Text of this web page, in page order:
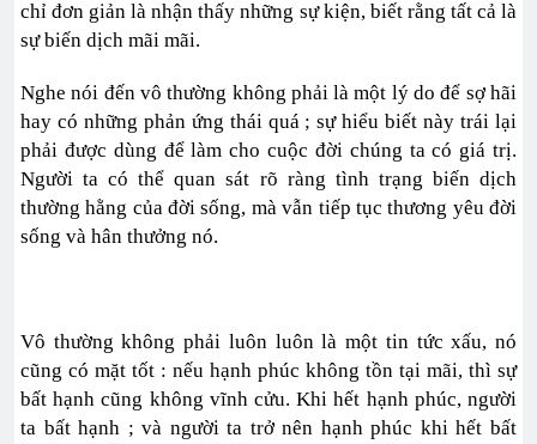
chỉ đơn giản là nhận thấy những sự kiện, biết rằng tất cả là
sự biến dịch mãi mãi.
Nghe nói đến vô thường không phải là một lý do để sợ hãi
hay có những phản ứng thái quá ; sự hiểu biết này trái lại
phải được dùng để làm cho cuộc đời chúng ta có giá trị.
Người ta có thể quan sát rõ ràng tình trạng biến dịch
thường hằng của đời sống, mà vẫn tiếp tục thương yêu đời
sống và hân thưởng nó.
Vô thường không phải luôn luôn là một tin tức xấu, nó
cũng có mặt tốt : nếu hạnh phúc không tồn tại mãi, thì sự
bất hạnh cũng không vĩnh cửu. Khi hết hạnh phúc, người
ta bất hạnh ; và người ta trở nên hạnh phúc khi hết bất